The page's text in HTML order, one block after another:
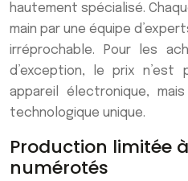
hautement spécialisé.
main par une équipe
irréprochable. Pour les
d’exception, le prix n’est
appareil électronique,
technologique unique.
Production limitée
numérotés